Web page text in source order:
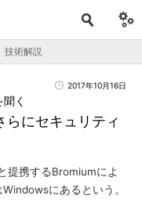
技術解説
2017年10月16日
にセキュリティ
く
提携するBromiumによ
にあるという。